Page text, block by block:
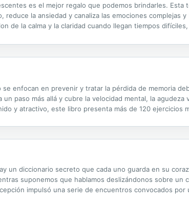
es el mejor regalo que podemos brindarles. Esta
la ansiedad y canaliza las emociones complejas
de la calma y la claridad cuando llegan tiempos
enfocan en prevenir y tratar la pérdida de memoria
paso más allá y cubre la velocidad mental, la
y atractivo, este libro presenta más de 120 ejercicios
un diccionario secreto que cada uno guarda en su
suponemos que hablamos deslizándonos sobre un
impulsó una serie de encuentros convocados por